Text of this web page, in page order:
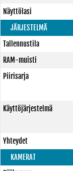
Näyttölasi
JÄRJESTELMÄ
Tallennustila
RAM-muisti
Piirisarja
Käyttöjärjestelmä
Yhteydet
KAMERAT